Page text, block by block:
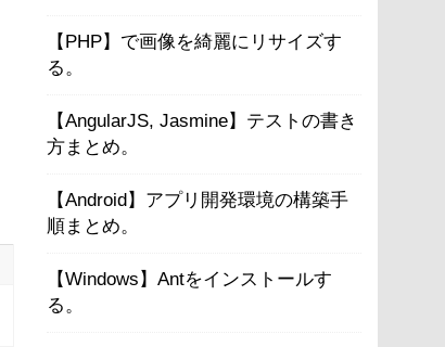
【PHP】で画像を綺麗にリサイズす
る。
【AngularJS, Jasmine】テストの書き
方まとめ。
【Android】アプリ開発環境の構築手
順まとめ。
【Windows】Antをインストールす
る。